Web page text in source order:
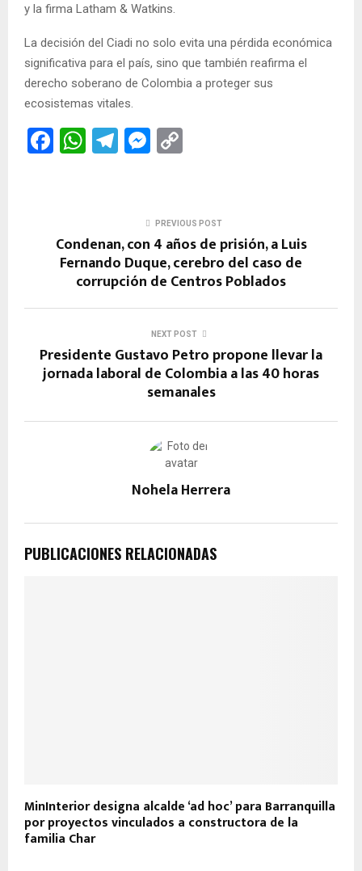
y la firma Latham & Watkins.
La decisión del Ciadi no solo evita una pérdida económica
significativa para el país, sino que también reafirma el
derecho soberano de Colombia a proteger sus
ecosistemas vitales.
F
o
o
W
A
p
p
T
a
m
M
n
g
er
Li
n
k
PREVIOUS POST
Condenan, con 4 años de prisión, a Luis
Fernando Duque, cerebro del caso de
corrupción de Centros Poblados
NEXT POST
Presidente Gustavo Petro propone llevar la
jornada laboral de Colombia a las 40 horas
semanales
Nohela Herrera
PUBLICACIONES RELACIONADAS
MinInterior designa alcalde ‘ad hoc’ para Barranquilla
por proyectos vinculados a constructora de la
familia Char